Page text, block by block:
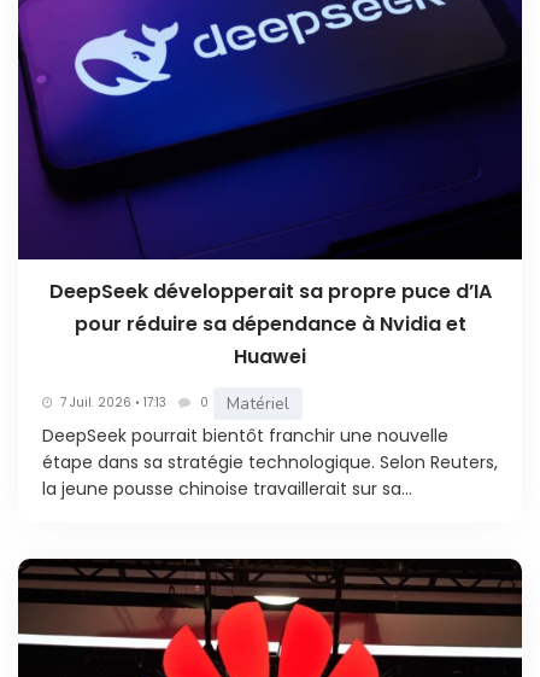
DeepSeek développerait sa propre puce d’IA
pour réduire sa dépendance à Nvidia et
Huawei
7 Juil. 2026 • 17:13 0 Matériel
DeepSeek pourrait bientôt franchir une nouvelle
étape dans sa stratégie technologique. Selon Reuters,
la jeune pousse chinoise travaillerait sur sa...